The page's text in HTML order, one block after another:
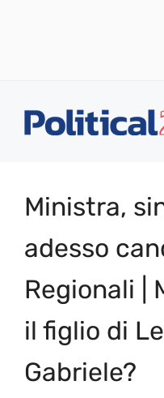
Ministra,
adesso
Regionali |
il figlio di
Gabriele?